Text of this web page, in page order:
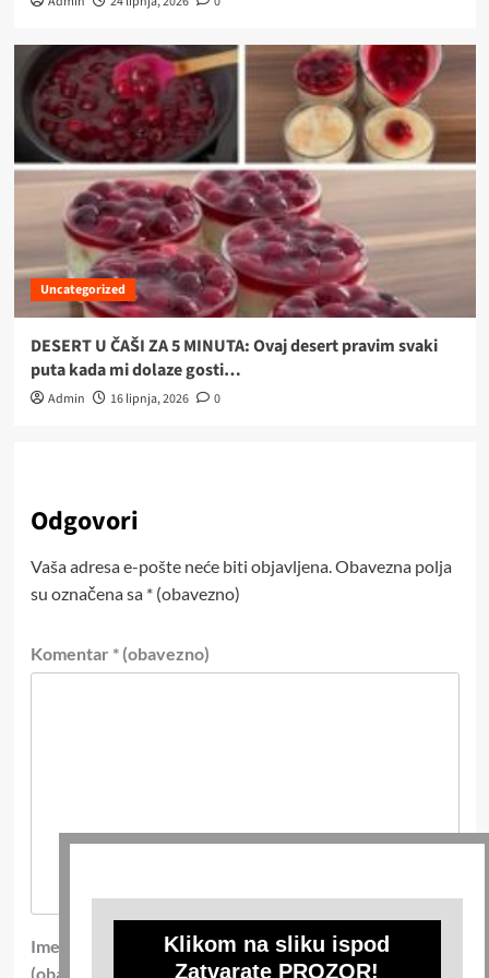
Uncategorized
DESERT U ČAŠI ZA 5 MINUTA: Ovaj desert pravim svaki
puta kada mi dolaze gosti…
Admin 16 lipnja, 2026 0
Odgovori
Vaša adresa e-pošte neće biti objavljena.Obavezna polja
su označena sa * (obavezno)
Komentar * (obavezno)
Ime
(obavezno)
E-pošta*
(obavezno)
Klikom na sliku ispod
Zatvarate PROZOR!